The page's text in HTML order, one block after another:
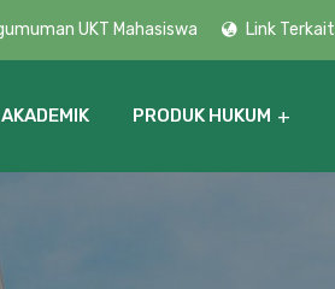
UKT Mahasiswa Link Terkait
PRODUK HUKUM